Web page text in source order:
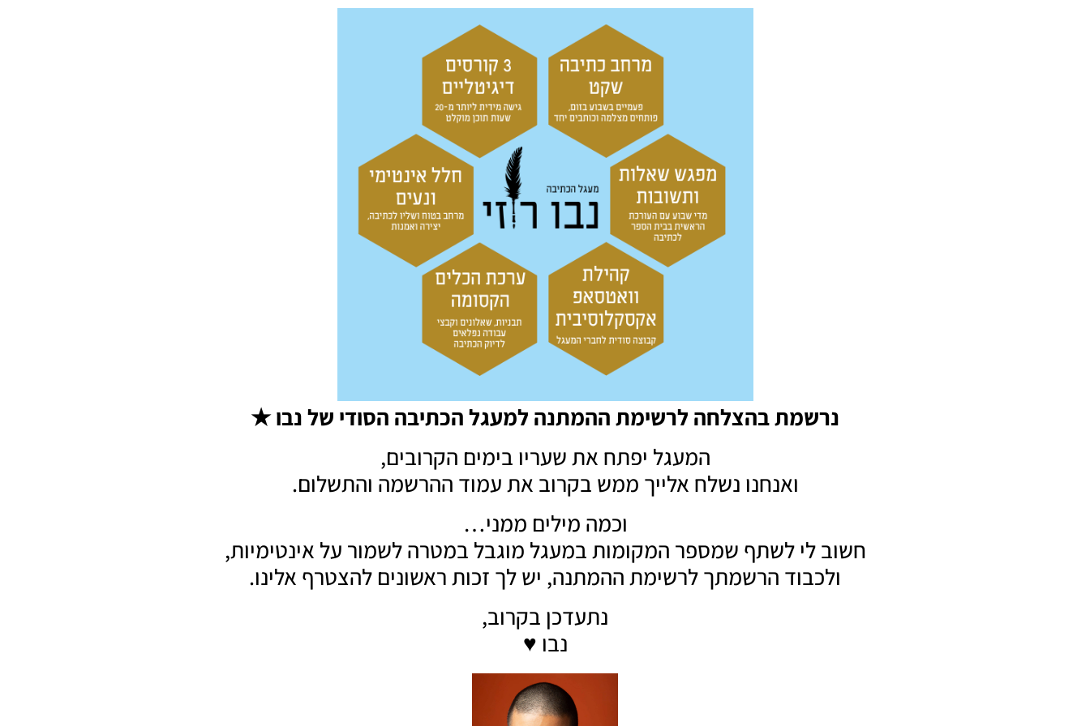
נרשמת בהצלחה לרשימת ההמתנה למעגל הכתיבה הסודי של נבו★
המעגל יפתח את שעריו בימים הקרובים,
ואנחנו נשלח אלייך ממש בקרוב את עמוד ההרשמה והתשלום.
וכמה מילים ממני…
חשוב לי לשתף שמספר המקומות במעגל מוגבל במטרה לשמור על אינטימיות,
ולכבוד הרשמתך לרשימת ההמתנה, יש לך זכות ראשונים להצטרף אלינו.
נתעדכן בקרוב,
נבו ♥